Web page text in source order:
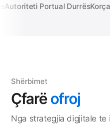
Portual DurrësKorça
Shërbimet
Çfarë ofroj
Nga strategjia digjitale